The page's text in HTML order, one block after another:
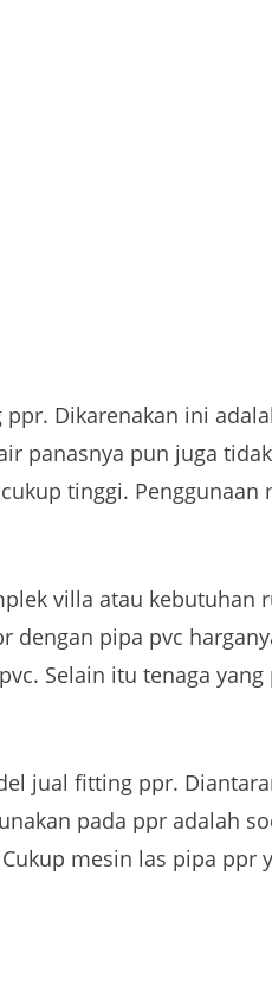
Dikarenakan ini
panasnya pun juga
tinggi. Penggunaan
villa atau kebutuhan
dengan pipa pvc
Selain itu tenaga
jual fitting ppr.
pada ppr adalah
mesin las pipa ppr